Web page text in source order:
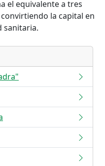
el equivalente a tres
la capital en
sanitaria.